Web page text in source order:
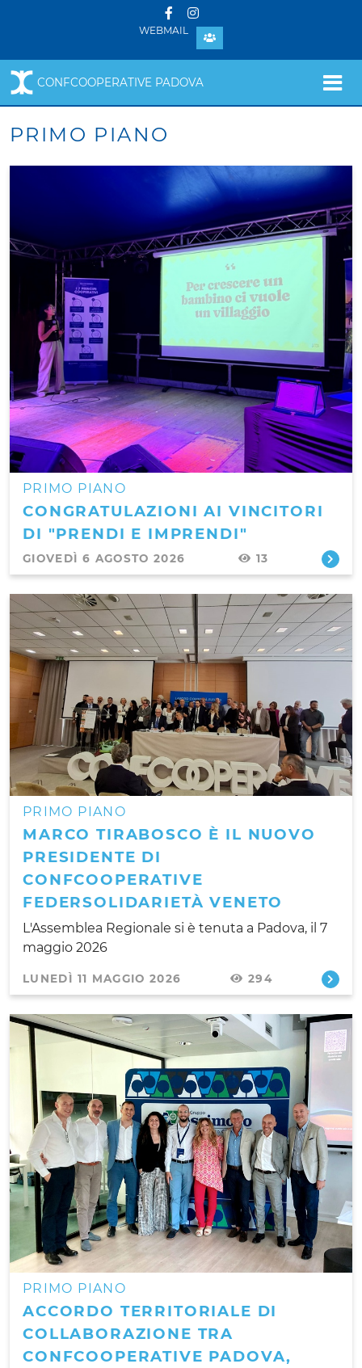
WEBMAIL
CONFCOOPERATIVE PADOVA
PRIMO PIANO
PRIMO PIANO
CONGRATULAZIONI AI VINCITORI
DI "PRENDI E IMPRENDI"
GIOVEDÌ 6 AGOSTO 2026 13
PRIMO PIANO
MARCO TIRABOSCO È IL NUOVO
PRESIDENTE DI
CONFCOOPERATIVE
FEDERSOLIDARIETÀ VENETO
L'Assemblea Regionale si è tenuta a Padova, il 7
maggio 2026
LUNEDÌ 11 MAGGIO 2026 294
PRIMO PIANO
ACCORDO TERRITORIALE DI
COLLABORAZIONE TRA
CONFCOOPERATIVE PADOVA,